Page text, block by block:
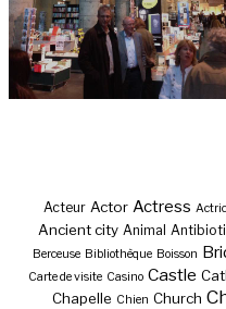
Acteur Actor Actress
Ancient city Animal
Berceuse Bibliothèque Boisson
Carte de visite Casino Castle
Chapelle Chien Church